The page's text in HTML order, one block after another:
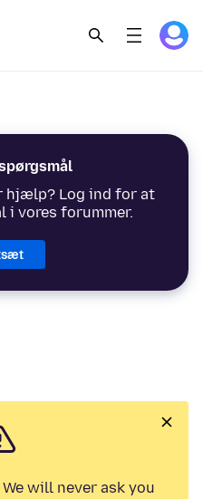
hjælp? Log ind for at
i vores forummer.
will never ask you